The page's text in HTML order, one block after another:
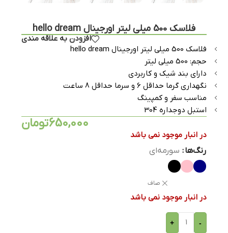
فلاسک 500 میلی لیتر اورجینال hello dream
افزودن به علاقه مندی
فلاسک 500 میلی لیتر اورجینال hello dream
حجم: 500 میلی لیتر
دارای بند شیک و کاربردی
نگهداری گرما حداقل 6 و سرما حداقل 8 ساعت
مناسب سفر و کمپینگ
استبل دوجداره 304
650,000تومان
در انبار موجود نمی باشد
رنگ‌ها سورمه‌ای
صاف
در انبار موجود نمی باشد
-
+